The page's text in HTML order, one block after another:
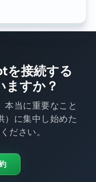
を接続する
ますか？
本当に重要なこと
）に集中し始めた
ださい。